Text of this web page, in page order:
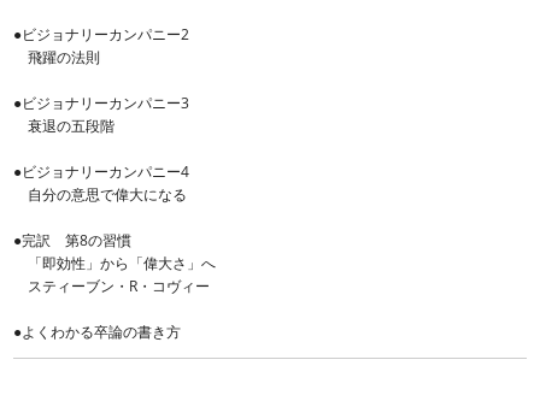
●ビジョナリーカンパニー2
飛躍の法則
●ビジョナリーカンパニー3
衰退の五段階
●ビジョナリーカンパニー4
自分の意思で偉大になる
●完訳 第8の習慣
「即効性」から「偉大さ」へ
スティーブン・R・コヴィー
●よくわかる卒論の書き方